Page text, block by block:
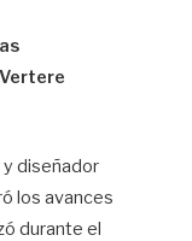
y diseñador
los avances
durante el